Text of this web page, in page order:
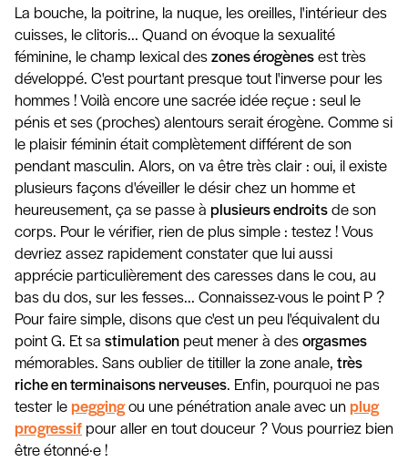
La bouche, la poitrine, la nuque, les oreilles, l'intérieur des
cuisses, le clitoris... Quand on évoque la sexualité
féminine, le champ lexical deszones érogènesest très
développé. C'est pourtant presque tout l'inverse pour les
hommes ! Voilà encore une sacrée idée reçue : seul le
pénis et ses (proches) alentours serait érogène. Comme si
le plaisir féminin était complètement différent de son
pendant masculin. Alors, on va être très clair : oui, il existe
plusieurs façons d'éveiller le désir chez un homme et
heureusement, ça se passe à plusieurs endroitsde son
corps. Pour le vérifier, rien de plus simple : testez ! Vous
devriez assez rapidement constater que lui aussi
apprécie particulièrement des caresses dans le cou, au
bas du dos, sur les fesses... Connaissez-vous le point P ?
Pour faire simple, disons que c'est un peu l'équivalent du
point G. Et sa stimulation peut mener à desorgasmes
mémorables. Sans oublier de titiller la zone anale, très
riche en terminaisons nerveuses. Enfin, pourquoi ne pas
tester lepeggingou une pénétration anale avec un plug
progressif pour aller en tout douceur ? Vous pourriez bien
être étonné·e !